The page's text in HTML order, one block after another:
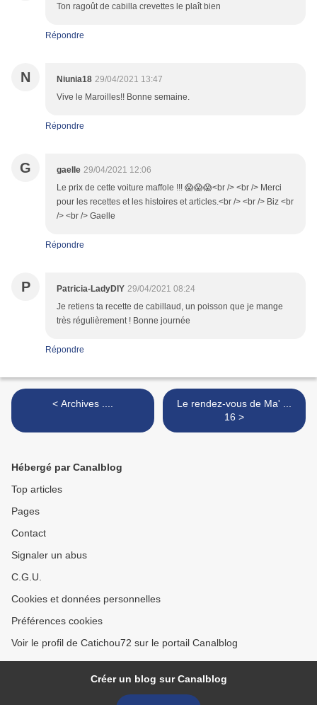
Ton ragoût de cabilla crevettes le plaît bien
Répondre
N Niunia18 29/04/2021 13:47
Vive le Maroilles!! Bonne semaine.
Répondre
G gaelle 29/04/2021 12:06
Le prix de cette voiture maffole !!! 😱😱😱<br /> <br /> Merci
pour les recettes et les histoires et articles.<br /> <br /> Biz <br
/> <br /> Gaelle
Répondre
P Patricia-LadyDIY 29/04/2021 08:24
Je retiens ta recette de cabillaud, un poisson que je mange
très régulièrement ! Bonne journée
Répondre
< Archives ....
Le rendez-vous de Ma' ...
16 >
Hébergé par Canalblog
Top articles
Pages
Contact
Signaler un abus
C.G.U.
Cookies et données personnelles
Préférences cookies
Voir le profil de Catichou72 sur le portail Canalblog
Créer un blog sur Canalblog